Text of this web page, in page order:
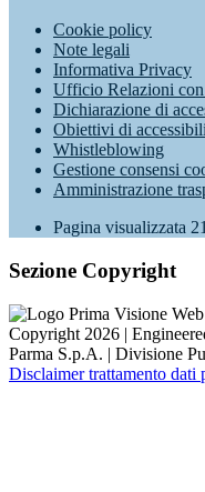
Cookie policy
Note legali
Informativa Privacy
Ufficio Relazioni
Dichiarazione di
Obiettivi di
Whistleblowing
Gestione consensi
Amministrazione
Pagina visualizzata
Sezione Copyright
Copyright 2026 |
Parma S.p.A. | Divisione
Disclaimer trattamento dati